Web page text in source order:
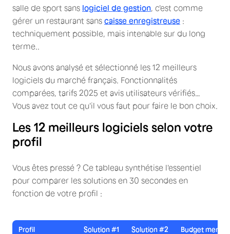
salle de sport sans logiciel de gestion , c'est comme
gérer un restaurant sans caisse enregistreuse :
techniquement possible, mais intenable sur du long
terme..
Nous avons analysé et sélectionné les 12 meilleurs
logiciels du marché français. Fonctionnalités
comparées, tarifs 2025 et avis utilisateurs vérifiés…
Vous avez tout ce qu'il vous faut pour faire le bon choix.
Les 12 meilleurs logiciels selon votre
profil
Vous êtes pressé ? Ce tableau synthétise l'essentiel
pour comparer les solutions en 30 secondes en
fonction de votre profil :
Profil Solution #1 Solution #2 Budget